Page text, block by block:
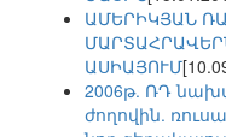
ԱՄԵՐԻԿՅԱՆ
ԱՍԻԱՅՈՒՄ
2006թ. ՌԴ
ժողովին.